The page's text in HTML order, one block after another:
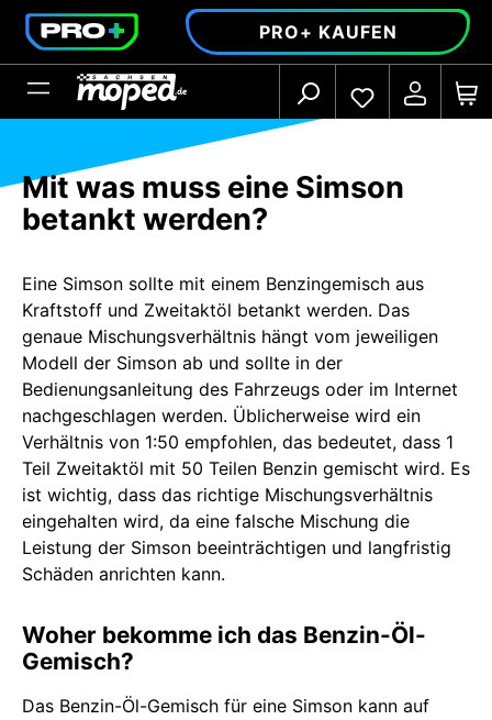
springen PRO+ KAUFEN
Mit was muss eine Simson
betankt werden?
Eine Simson sollte mit einem Benzingemisch aus
Kraftstoff und Zweitaktöl betankt werden. Das
genaue Mischungsverhältnis hängt vom jeweiligen
Modell der Simson ab und sollte in der
Bedienungsanleitung des Fahrzeugs oder im Internet
nachgeschlagen werden. Üblicherweise wird ein
Verhältnis von 1:50 empfohlen, das bedeutet, dass 1
Teil Zweitaktöl mit 50 Teilen Benzin gemischt wird. Es
ist wichtig, dass das richtige Mischungsverhältnis
eingehalten wird, da eine falsche Mischung die
Leistung der Simson beeinträchtigen und langfristig
Schäden anrichten kann.
Woher bekomme ich das Benzin-Öl-
Gemisch?
Das Benzin-Öl-Gemisch für eine Simson kann auf